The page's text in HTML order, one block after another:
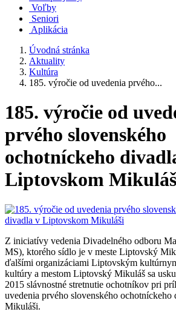
Voľby
Seniori
Aplikácia
Úvodná stránka
Aktuality
Kultúra
185. výročie od uvedenia prvého...
185. výročie od
prvého slovenského
ochotníckeho
Liptovskom
Z iniciatívy vedenia Divadelného odboru
MS), ktorého sídlo je v meste Liptovský
ďalšími organizáciami Liptovským
kultúry a mestom Liptovský Mikuláš sa
2015 slávnostné stretnutie ochotníkov pri
uvedenia prvého slovenského
Mikuláši.